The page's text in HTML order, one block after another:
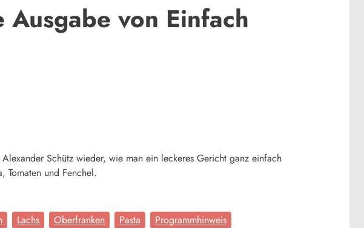
Ausgabe von Einfach
Schütz wieder, wie man ein leckeres Gericht ganz einfach
Tomaten und Fenchel.
Lachs Oberfranken Pasta
Programmhinweis